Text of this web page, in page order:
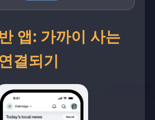
앱: 가까이 사는
결되기